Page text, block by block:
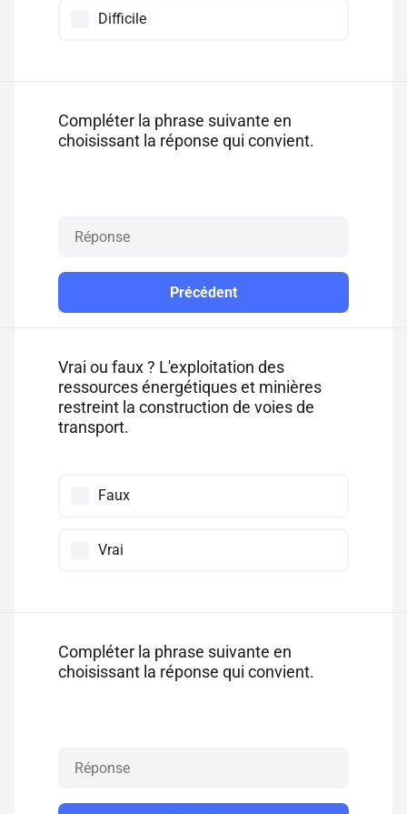
Difficile
Compléter la phrase suivante en
choisissant la réponse qui convient.
Précédent
Vrai ou faux ? L'exploitation des
ressources énergétiques et minières
restreint la construction de voies de
transport.
Faux
Vrai
Compléter la phrase suivante en
choisissant la réponse qui convient.